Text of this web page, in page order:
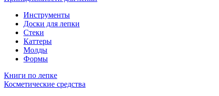
Инструменты
Доски для лепки
Стеки
Каттеры
Молды
Формы
Книги по лепке
Косметические средства